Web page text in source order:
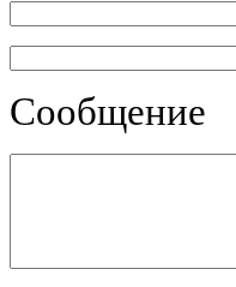
Сообщение